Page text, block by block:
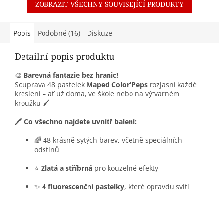
ZOBRAZIT VŠECHNY SOUVISEJÍCÍ PRODUKTY
Popis Podobné (16) Diskuze
Detailní popis produktu
🎨 Barevná fantazie bez hranic!
Souprava 48 pastelek Maped Color'Peps rozjasní každé
kreslení – ať už doma, ve škole nebo na výtvarném
kroužku 🖌️
🖍️ Co všechno najdete uvnitř balení:
🌈 48 krásně sytých barev, včetně speciálních
odstínů
⭐ Zlatá a stříbrná pro kouzelné efekty
✨ 4 fluorescenční pastelky, které opravdu svítí